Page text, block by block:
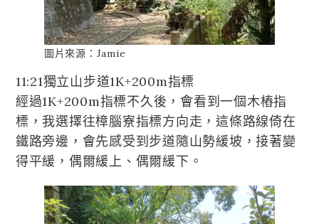
圖片來源：Jamie
11:21獨立山步道1K+200m指標
經過1K+200m指標不久後，會看到一個木樁指
標，我選擇往樟腦寮指標方向走，這條路線倚在
鐵路旁邊，會先感受到步道隨山勢緩坡，接著變
得平緩，偶爾緩上、偶爾緩下。